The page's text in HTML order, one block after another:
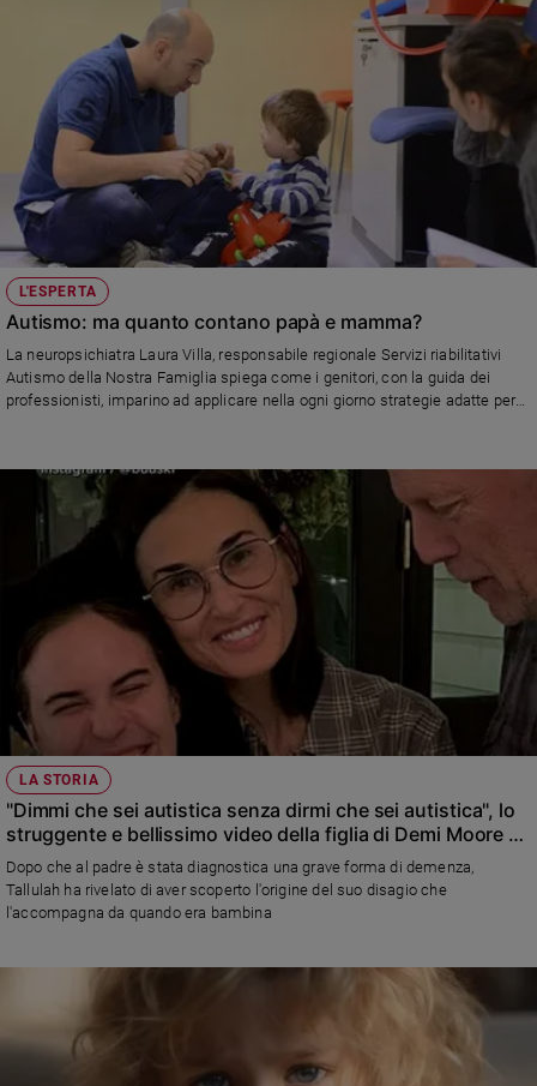
L'ESPERTA
Autismo: ma quanto contano papà e mamma?
La neuropsichiatra Laura Villa, responsabile regionale Servizi riabilitativi
Autismo della Nostra Famiglia spiega come i genitori, con la guida dei
professionisti, imparino ad applicare nella ogni giorno strategie adatte per
LA STORIA
"Dimmi che sei autistica senza dirmi che sei autistica", lo
struggente e bellissimo video della figlia di Demi Moore e
Bruce Willis
Dopo che al padre è stata diagnostica una grave forma di demenza,
Tallulah ha rivelato di aver scoperto l'origine del suo disagio che
l'accompagna da quando era bambina